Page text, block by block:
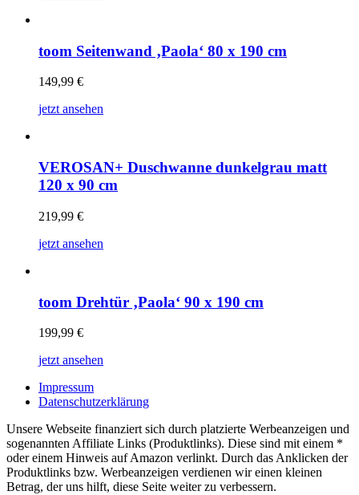
toom Seitenwand ‚Paola‘ 80 x 190 cm
149,99 €
jetzt ansehen
VEROSAN+ Duschwanne dunkelgrau matt
120 x 90 cm
219,99 €
jetzt ansehen
toom Drehtür ‚Paola‘ 90 x 190 cm
199,99 €
jetzt ansehen
Impressum
Datenschutzerklärung
Unsere Webseite finanziert sich durch platzierte Werbeanzeigen und
sogenannten Affiliate Links (Produktlinks). Diese sind mit einem *
oder einem Hinweis auf Amazon verlinkt. Durch das Anklicken der
Produktlinks bzw. Werbeanzeigen verdienen wir einen kleinen
Betrag, der uns hilft, diese Seite weiter zu verbessern.